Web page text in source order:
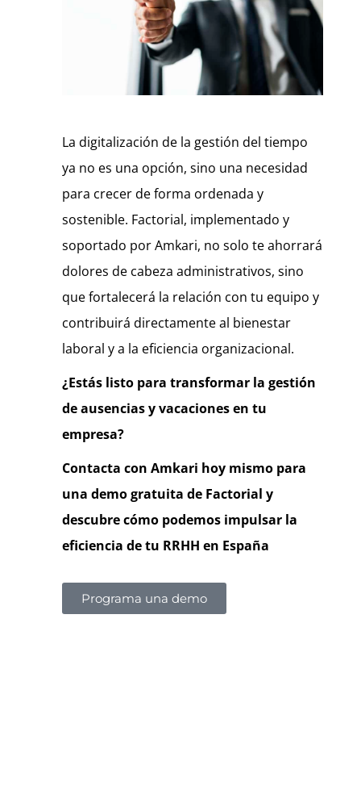
La digitalización de la gestión del tiempo
ya no es una opción, sino una necesidad
para crecer de forma ordenada y
sostenible. Factorial, implementado y
soportado por Amkari, no solo te ahorrará
dolores de cabeza administrativos, sino
que fortalecerá la relación con tu equipo y
contribuirá directamente al bienestar
laboral y a la eficiencia organizacional.
¿Estás listo para transformar la gestión
de ausencias y vacaciones en tu
empresa?
Contacta con Amkari hoy mismo para
una demo gratuita de Factorial y
descubre cómo podemos impulsar la
eficiencia de tu RRHH en España
Programa una demo